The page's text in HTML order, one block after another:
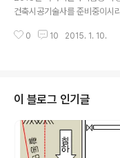
건축시공기술사를 준비중이시
""" ▒ 연간 기술사 회별 검정시
서류심사만 가능(시험접수는불
자 및 최종합격자 발표시간은
서접수홈페이지 : www.Q-
0 10 2015. 1. 10.
이 블로그 인기글